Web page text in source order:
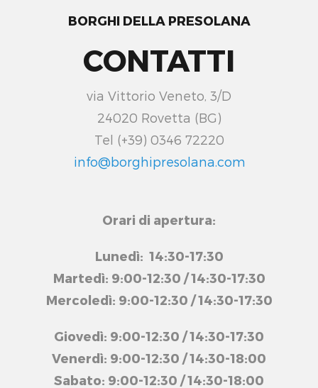
BORGHI DELLA PRESOLANA
CONTATTI
via Vittorio Veneto, 3/D
24020 Rovetta (BG)
Tel (+39) 0346 72220
info@borghipresolana.com
Orari di apertura:
Lunedì: 14:30-17:30
Martedì: 9:00-12:30 / 14:30-17:30
Mercoledì: 9:00-12:30 / 14:30-17:30
Giovedì: 9:00-12:30 / 14:30-17:30
Venerdì: 9:00-12:30 / 14:30-18:00
Sabato: 9:00-12:30 / 14:30-18:00